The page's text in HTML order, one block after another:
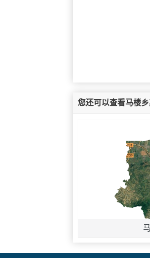
您还可以查看马楼乡